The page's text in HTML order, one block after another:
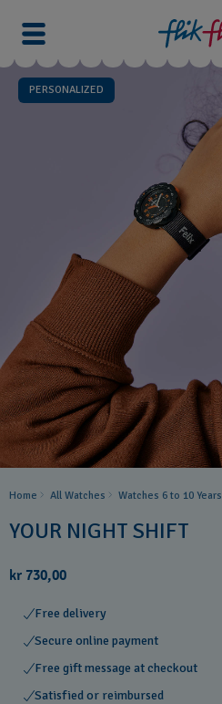
PERSONALIZED
Home All Watches Watches 6 to 10 Years​
YOUR NIGHT SHIFT
kr 730,00
Free delivery
Secure online payment
Free gift message at checkout
Satisfied or reimbursed